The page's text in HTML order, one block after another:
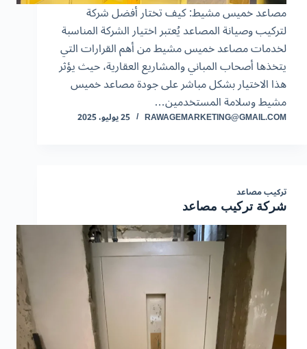
مصاعد خميس مشيط: كيف تختار أفضل شركة
لتركيب وصيانة المصاعد يُعتبر اختيار الشركة المناسبة
لخدمات مصاعد خميس مشيط من أهم القرارات التي
يتخذها أصحاب المباني والمشاريع العقارية، حيث يؤثر
هذا الاختيار بشكل مباشر على جودة مصاعد خميس
مشيط وسلامة المستخدمين…
RAWAGEMARKETING@GMAIL.COM 25 يوليو، 2025
تركيب مصاعد
شركة تركيب مصاعد